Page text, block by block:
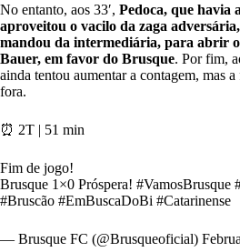
No entanto, aos 33′, Pedoca, que havia
aproveitou o vacilo da zaga
mandou da intermediária, para abrir
Bauer, em favor do Brusque. Por fim,
ainda tentou aumentar a contagem, mas
fora.
⏰ 2T | 51 min
Fim de jogo!
Brusque 1×0 Próspera! #VamosBrusque
#Bruscão #EmBuscaDoBi #Catarinense
— Brusque FC (@Brusqueoficial)